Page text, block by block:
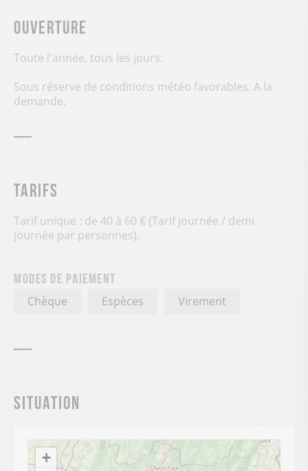
Ouverture
Toute l'année, tous les jours.
Sous réserve de conditions météo favorables. A la
demande.
Tarifs
Tarif unique : de 40 à 60 € (Tarif journée / demi
journée par personnes).
Modes de paiement
Chèque Espèces Virement
Situation
+